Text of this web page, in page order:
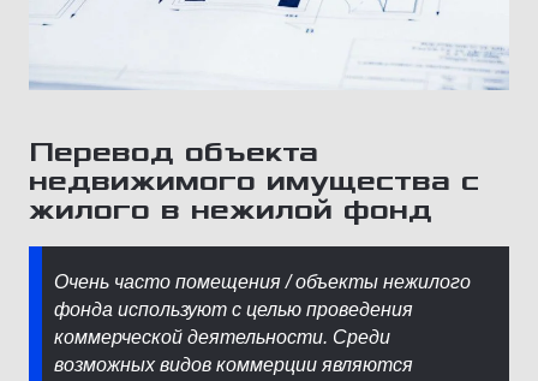
Перевод объекта
недвижимого имущества с
жилого в нежилой фонд
Очень часто помещения / объекты нежилого
фонда используют с целью проведения
коммерческой деятельности. Среди
возможных видов коммерции являются